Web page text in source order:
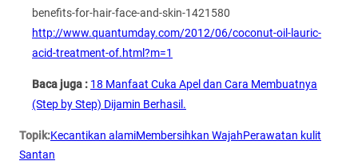
benefits-for-hair-face-and-skin-1421580
http://www.quantumday.com/2012/06/coconut-oil-lauric-
acid-treatment-of.html?m=1
Baca juga : 18 Manfaat Cuka Apel dan Cara Membuatnya
(Step by Step) Dijamin Berhasil.
Topik:Kecantikan alamiMembersihkan WajahPerawatan kulit
Santan